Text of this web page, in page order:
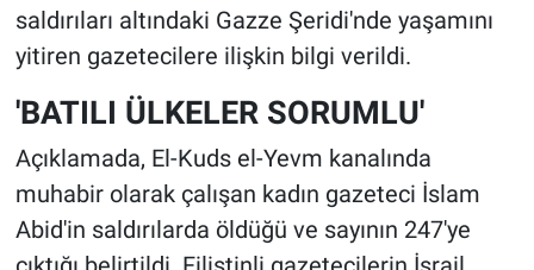
saldırıları altındaki Gazze Şeridi'nde yaşamını
yitiren gazetecilere ilişkin bilgi verildi.
'BATILI ÜLKELER SORUMLU'
Açıklamada, El-Kuds el-Yevm kanalında
muhabir olarak çalışan kadın gazeteci İslam
Abid'in saldırılarda öldüğü ve sayının 247'ye